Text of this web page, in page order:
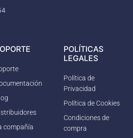
compañía
POLÍTICAS
LEGALES
Política de
Privacidad
Política de Cookies
Condiciones de
compra